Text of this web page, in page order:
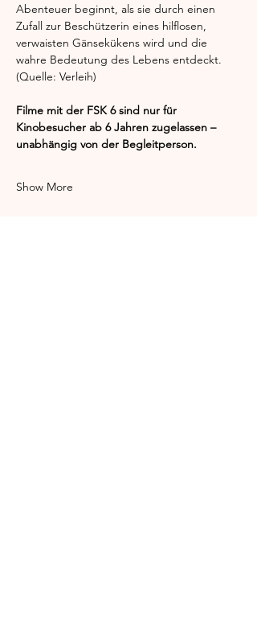
Abenteuer beginnt, als sie durch einen
Zufall zur Beschützerin eines hilflosen,
verwaisten Gänsekükens wird und die
wahre Bedeutung des Lebens entdeckt.
(Quelle: Verleih)
Filme mit der FSK 6 sind nur für
Kinobesucher ab 6 Jahren zugelassen –
unabhängig von der Begleitperson.
Show More